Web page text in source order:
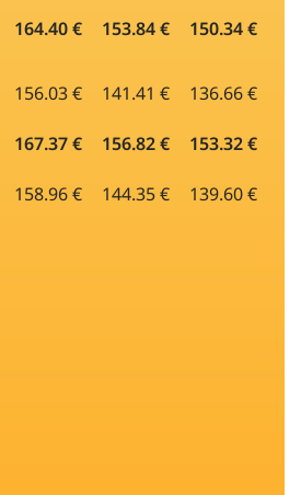
164.40 € 153.84 € 150.34 €
156.03 € 141.41 € 136.66 €
167.37 € 156.82 € 153.32 €
158.96 € 144.35 € 139.60 €